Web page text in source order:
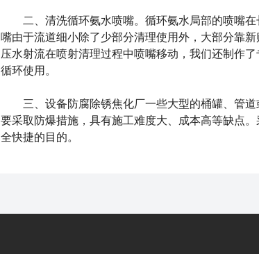
二、清洗循环氨水喷嘴。循环氨水局部的喷嘴在
嘴由于流道细小除了少部分清理使用外，大部分靠
压水射流在喷射清理过程中喷嘴移动，我们还制作
循环使用。
三、设备防腐除锈焦化厂一些大型的桶罐、管道
要采取防爆措施，具有施工难度大、成本高等缺点
全快捷的目的。